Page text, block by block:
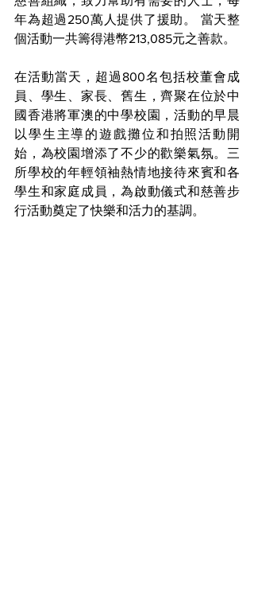
年為超過250萬人提供了援助。 當天整
個活動一共籌得港幣213,085元之善款。
在活動當天，超過800名包括校董會成
員、學生、家長、舊生，齊聚在位於中
國香港將軍澳的中學校園，活動的早晨
以學生主導的遊戲攤位和拍照活動開
始，為校園增添了不少的歡樂氣氛。三
所學校的年輕領袖熱情地接待來賓和各
學生和家庭成員，為啟動儀式和慈善步
行活動奠定了快樂和活力的基調。